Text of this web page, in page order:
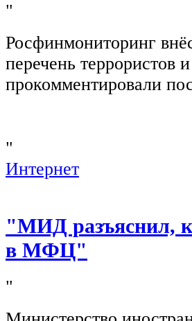
"
Росфинмониторинг
перечень террористов
прокомментировали
"
Интернет
"МИД разъяснил,
в МФЦ"
"